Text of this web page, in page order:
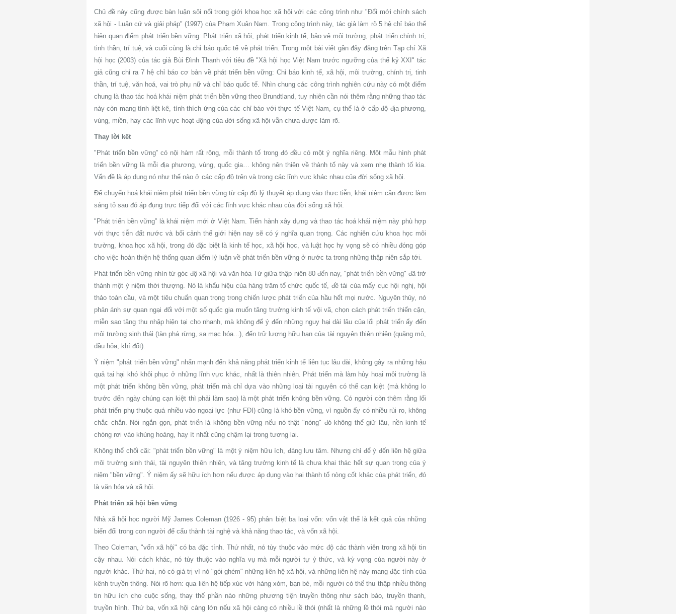
Chủ đề này cũng được bàn luận sôi nổi trong giới khoa học xã hội với các công trình như "Đổi mới chính sách
xã hội - Luận cứ và giải pháp" (1997) của Phạm Xuân Nam. Trong công trình này, tác giả làm rõ 5 hệ chỉ báo thể
hiện quan điểm phát triển bền vững: Phát triển xã hội, phát triển kinh tế, bảo vệ môi trường, phát triển chính trị,
tinh thần, trí tuệ, và cuối cùng là chỉ báo quốc tế về phát triển. Trong một bài viết gần đây đăng trên Tạp chí Xã
hội học (2003) của tác giả Bùi Đình Thanh với tiêu đề "Xã hội học Việt Nam trước ngưỡng của thế kỷ XXI" tác
giả cũng chỉ ra 7 hệ chỉ báo cơ bản về phát triển bền vững: Chỉ báo kinh tế, xã hội, môi trường, chính trị, tinh
thần, trí tuệ, văn hoá, vai trò phụ nữ và chỉ báo quốc tế. Nhìn chung các công trình nghiên cứu này có một điểm
chung là thao tác hoá khái niệm phát triển bền vững theo Brundtland, tuy nhiên cần nói thêm rằng những thao tác
này còn mang tính liệt kê, tính thích ứng của các chỉ báo với thực tế Việt Nam, cụ thể là ở cấp độ địa phương,
vùng, miền, hay các lĩnh vực hoạt động của đời sống xã hội vẫn chưa được làm rõ.
Thay lời kết
"Phát triển bền vững” có nội hàm rất rộng, mỗi thành tố trong đó đều có một ý nghĩa riêng. Một mẫu hình phát
triển bền vững là mỗi địa phương, vùng, quốc gia… không nên thiên về thành tố này và xem nhẹ thành tố kia.
Vấn đề là áp dụng nó như thế nào ở các cấp độ trên và trong các lĩnh vực khác nhau của đời sống xã hội.
Để chuyển hoá khái niệm phát triển bền vững từ cấp độ lý thuyết áp dụng vào thực tiễn, khái niệm cần được làm
sáng tỏ sau đó áp đụng trực tiếp đối với các lĩnh vực khác nhau của đời sống xã hội.
"Phát triển bền vững” là khái niệm mới ở Việt Nam. Tiến hành xây dựng và thao tác hoá khái niệm này phù hợp
với thực tiễn đất nước và bối cảnh thế giới hiện nay sẽ có ý nghĩa quan trọng. Các nghiên cứu khoa học môi
trường, khoa học xã hội, trong đó đặc biệt là kinh tế học, xã hội học, và luật học hy vọng sẽ có nhiều đóng góp
cho việc hoàn thiện hệ thống quan điểm lý luận về phát triển bền vững ở nước ta trong những thập niên sắp tới.
Phát triển bền vững nhìn từ góc độ xã hội và văn hóa Từ giữa thập niên 80 đến nay, "phát triển bền vững" đã trở
thành một ý niệm thời thượng. Nó là khẩu hiệu của hàng trăm tổ chức quốc tế, đề tài của mấy cục hội nghị, hội
thảo toàn cầu, và một tiêu chuẩn quan trọng trong chiến lược phát triển của hầu hết mọi nước. Nguyên thủy, nó
phản ánh sự quan ngại đối với một số quốc gia muốn tăng trưởng kinh tế vội vã, chọn cách phát triển thiển cận,
miễn sao tăng thu nhập hiện tại cho nhanh, mà không để ý đến những nguy hại dài lâu của lối phát triển ấy đến
môi trường sinh thái (tàn phá rừng, sa mạc hóa...), đến trữ lượng hữu hạn của tài nguyên thiên nhiên (quặng mỏ,
dầu hỏa, khí đốt).
Ý niệm "phát triển bền vững" nhấn mạnh đến khả năng phát triển kinh tế liên tục lâu dài, không gây ra những hậu
quả tai hại khó khôi phục ở những lĩnh vực khác, nhất là thiên nhiên. Phát triển mà làm hủy hoại môi trường là
một phát triển không bền vững, phát triển mà chỉ dựa vào những loại tài nguyên có thể cạn kiệt (mà không lo
trước đến ngày chúng cạn kiệt thì phải làm sao) là một phát triển không bền vững. Có người còn thêm rằng lối
phát triển phụ thuộc quá nhiều vào ngoại lực (như FDI) cũng là khó bền vững, vì nguồn ấy có nhiều rủi ro, không
chắc chắn. Nói ngắn gọn, phát triển là không bền vững nếu nó thật "nóng" đó không thể giữ lâu, nền kinh tế
chóng rơi vào khủng hoảng, hay ít nhất cũng chậm lại trong tương lai.
Không thể chối cãi: "phát triển bền vững" là một ý niệm hữu ích, đáng lưu tâm. Nhưng chỉ để ý đến liên hệ giữa
môi trường sinh thái, tài nguyên thiên nhiên, và tăng trưởng kinh tế là chưa khai thác hết sự quan trọng của ý
niệm "bền vững". Ý niệm ấy sẽ hữu ích hơn nếu được áp dụng vào hai thành tố nòng cốt khác của phát triển, đó
là văn hóa và xã hội.
Phát triển xã hội bền vững
Nhà xã hội học người Mỹ James Coleman (1926 - 95) phân biệt ba loại vốn: vốn vật thể là kết quả của những
biến đổi trong con người để cấu thành tài nghệ và khả năng thao tác, và vốn xã hội.
Theo Coleman, "vốn xã hội" có ba đặc tính. Thứ nhất, nó tùy thuộc vào mức độ các thành viên trong xã hội tin
cậy nhau. Nói cách khác, nó tùy thuộc vào nghĩa vụ mà mỗi người tự ý thức, và kỳ vọng của người này ở
người khác. Thứ hai, nó có giá trị vì nó "gói ghém" những liên hệ xã hội, và những liên hệ này mang đặc tính của
kênh truyền thông. Nói rõ hơn: qua liên hệ tiếp xúc với hàng xóm, bạn bè, mỗi người có thể thu thập nhiều thông
tin hữu ích cho cuộc sống, thay thế phần nào những phương tiện truyền thông như sách báo, truyền thanh,
truyền hình. Thứ ba, vốn xã hội càng lớn nếu xã hội càng có nhiều lề thói (nhất là những lề thói mà người nào